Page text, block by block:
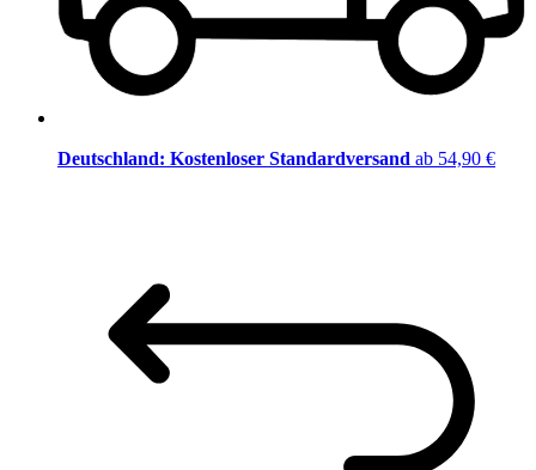
Deutschland: Kostenloser Standardversand ab 54,90 €